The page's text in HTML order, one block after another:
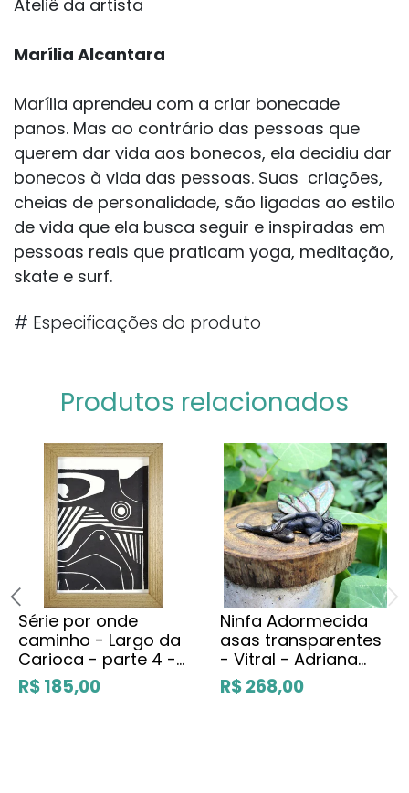
Ateliê da artista
Marília Alcantara
Marília aprendeu com a criar bonecade
panos. Mas ao contrário das pessoas que
querem dar vida aos bonecos, ela decidiu dar
bonecos à vida das pessoas. Suas criações,
cheias de personalidade, são ligadas ao estilo
de vida que ela busca seguir e inspiradas em
pessoas reais que praticam yoga, meditação,
skate e surf.
# Especificações do produto
Produtos relacionados
Série por onde
caminho - Largo da
Carioca - parte 4 -
Rivera Gravura
R$ 185,00
Ninfa Adormecida
asas transparentes
- Vitral - Adriana
Sappracone
R$ 268,00